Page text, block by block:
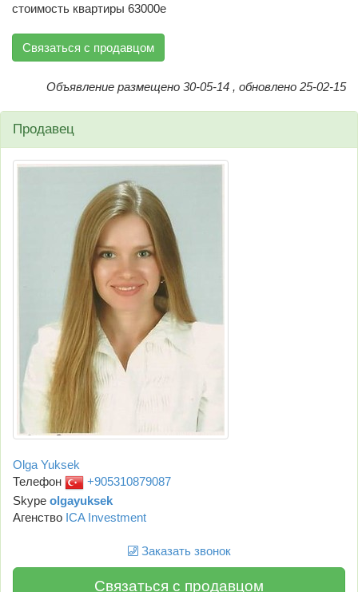
стоимость квартиры 63000е
Связаться с продавцом
Объявление размещено 30-05-14 , обновлено 25-02-15
Продавец
Olga Yuksek
Телефон
+905310879087
Skype olgayuksek
Агенство ICA Investment
Заказать звонок
Связаться с продавцом